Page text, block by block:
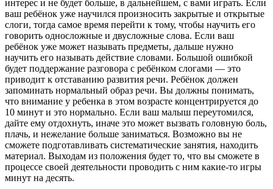
интерес и не будет больше, в дальнейшем, с вами играть. Если
ваш ребёнок уже научился произносить закрытые и открытые
слоги, тогда самое время перейти к тому, чтобы научить его
говорить односложные и двусложные слова. Если ваш
ребёнок уже может называть предметы, дальше нужно
научить его называть действие словами. Большой ошибкой
будет поддержание разговора с ребёнком слогами — это
приводит к отставанию развития речи. Ребёнок должен
запоминать нормальный образ речи. Вы должны понимать,
что внимание у ребенка в этом возрасте концентрируется до
10 минут и это нормально. Если ваш малыш переутомился,
дайте ему отдохнуть, иначе это может вызвать головную боль,
плачь, и нежелание больше заниматься. Возможно вы не
сможете подготавливать систематические занятия, находить
материал. Выходам из положения будет то, что вы сможете в
процессе своей деятельности проводить с ним какие-то игры
минут на десять.